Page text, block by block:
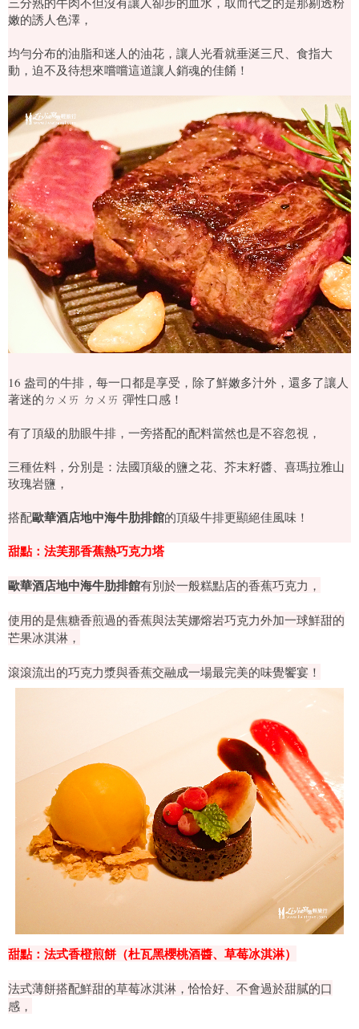
嫩的誘人色澤，
均勻分布的油脂和迷人的油花，讓人光看就垂涎三尺、食指大
動，迫不及待想來嚐嚐這道讓人銷魂的佳餚！
16 盎司的牛排，每一口都是享受，除了鮮嫩多汁外，還多了讓人
著迷的ㄉㄨㄞ ㄉㄨㄞ 彈性口感！
有了頂級的肋眼牛排，一旁搭配的配料當然也是不容忽視，
三種佐料，分別是：法國頂級的鹽之花、芥末籽醬、喜瑪拉雅山
玫瑰岩鹽，
搭配歐華酒店地中海牛肋排館的頂級牛排更顯絕佳風味！
甜點：法芙那香蕉熱巧克力塔
歐華酒店地中海牛肋排館有別於一般糕點店的香蕉巧克力，
使用的是焦糖香煎過的香蕉與法芙娜熔岩巧克力外加一球鮮甜的
芒果冰淇淋，
滾滾流出的巧克力漿與香蕉交融成一場最完美的味覺饗宴！
甜點：法式香橙煎餅（杜瓦黑櫻桃酒醬、草莓冰淇淋）
法式薄餅搭配鮮甜的草莓冰淇淋，恰恰好、不會過於甜膩的口
感，